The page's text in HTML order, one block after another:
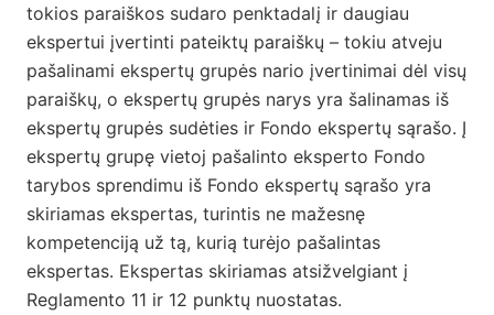
tokios paraiškos sudaro penktadalį ir daugiau
ekspertui įvertinti pateiktų paraiškų – tokiu atveju
pašalinami ekspertų grupės nario įvertinimai dėl visų
paraiškų, o ekspertų grupės narys yra šalinamas iš
ekspertų grupės sudėties ir Fondo ekspertų sąrašo. Į
ekspertų grupę vietoj pašalinto eksperto Fondo
tarybos sprendimu iš Fondo ekspertų sąrašo yra
skiriamas ekspertas, turintis ne mažesnę
kompetenciją už tą, kurią turėjo pašalintas
ekspertas. Ekspertas skiriamas atsižvelgiant į
Reglamento 11 ir 12 punktų nuostatas.